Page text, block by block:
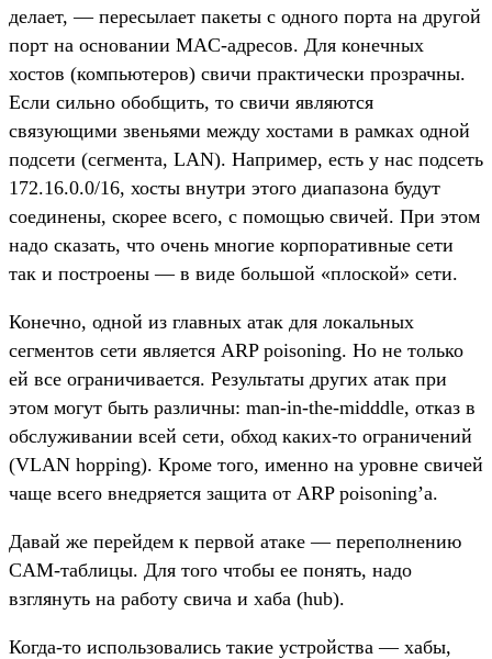
делает, — пересылает пакеты с одного порта на другой
порт на основании MAC-адресов. Для конечных
хостов (компьютеров) свичи практически прозрачны.
Если сильно обобщить, то свичи являются
связующими звеньями между хостами в рамках одной
подсети (сегмента, LAN). Например, есть у нас подсеть
172.16.0.0/16, хосты внутри этого диапазона будут
соединены, скорее всего, с помощью свичей. При этом
надо сказать, что очень многие корпоративные сети
так и построены — в виде большой «плоской» сети.
Конечно, одной из главных атак для локальных
сегментов сети является ARP poisoning. Но не только
ей все ограничивается. Результаты других атак при
этом могут быть различны: man-in-the-midddle, отказ в
обслуживании всей сети, обход каких-то ограничений
(VLAN hopping). Кроме того, именно на уровне свичей
чаще всего внедряется защита от ARP poisoning’а.
Давай же перейдем к первой атаке — переполнению
CAM-таблицы. Для того чтобы ее понять, надо
взглянуть на работу свича и хаба (hub).
Когда-то использовались такие устройства — хабы,